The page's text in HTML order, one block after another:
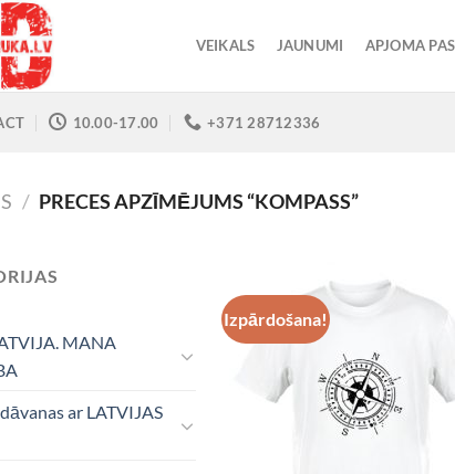
VEIKALS JAUNUMI APJOMA
10.00-17.00 +371 28712336
/ PRECES APZĪMĒJUMS “KOMPASS”
MANA
ar LATVIJAS
Izpārdošana!